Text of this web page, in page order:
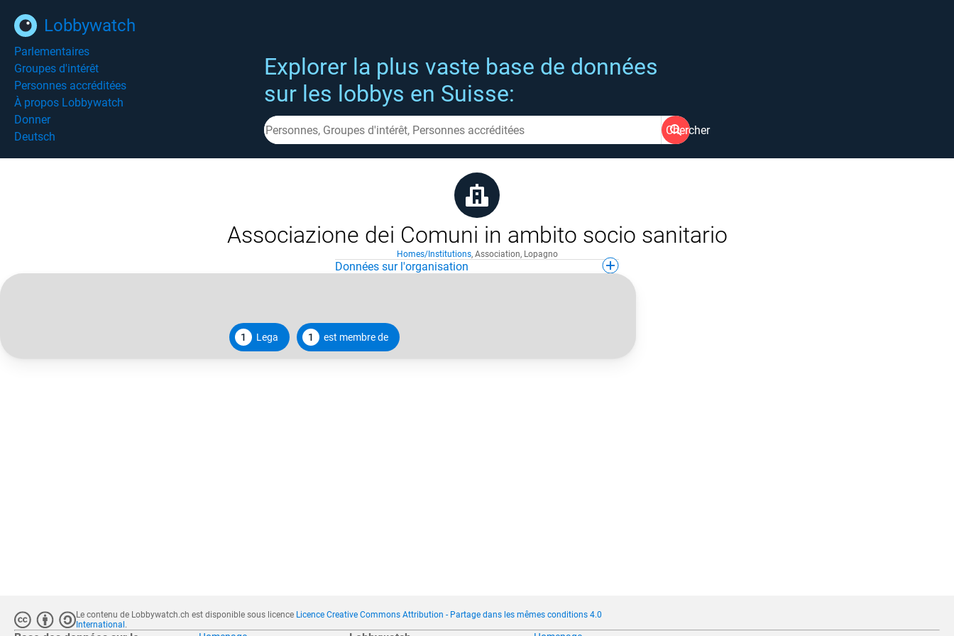
Lobbywatch
Parlementaires
Groupes d'intérêt
Personnes accréditées
À propos Lobbywatch
Donner
Deutsch
Explorer la plus vaste base de données
sur les lobbys en Suisse:
Chercher
Associazione dei Comuni in ambito socio sanitario
Homes/Institutions, Association, Lopagno
Données sur l'organisation
1 Lega 1 est membre de
Le contenu de Lobbywatch.ch est disponible sous licence Licence Creative Commons Attribution - Partage dans les mêmes conditions 4.0
International .